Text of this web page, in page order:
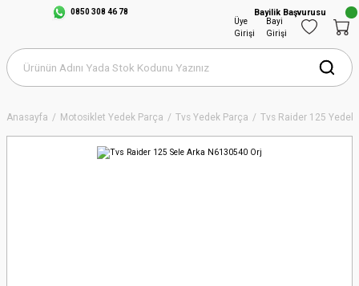
Üye
Girişi
Bayi
Girişi
Anasayfa Motosiklet Yedek Parça Tvs Yedek Parça Tvs Raider 125
0850 308 46 78 Bayilik Başvurusu